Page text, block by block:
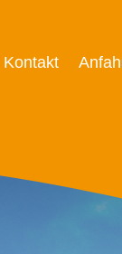
Kontakt